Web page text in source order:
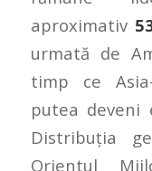
aproximativ
urmată de
timp ce
putea deveni
Distribuția
Orientul